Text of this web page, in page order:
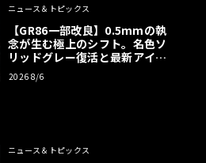
ニュース＆トピックス
【GR86一部改良】0.5mmの執
念が生む極上のシフト。名色ソ
リッドグレー復活と最新アイサ
イトでFRの極みへ
2026 8/6
ニュース＆トピックス